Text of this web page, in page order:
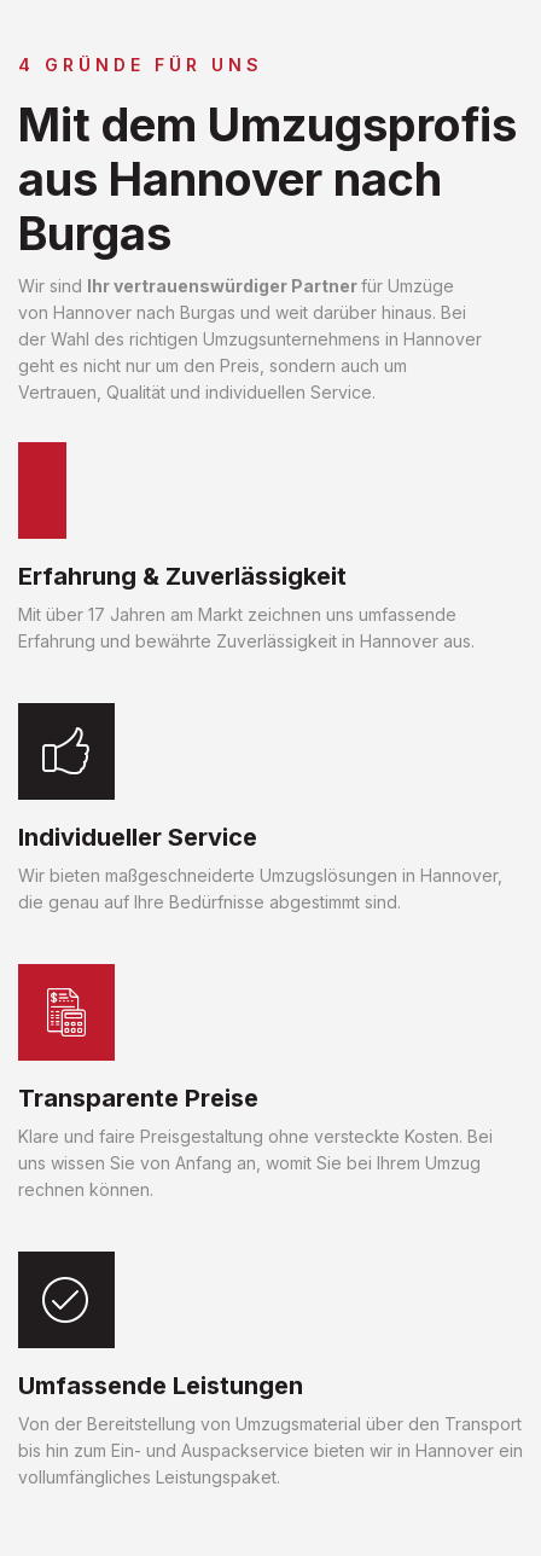
4 GRÜNDE FÜR UNS
Mit dem Umzugsprofis
aus Hannover nach
Burgas
Wir sind Ihr vertrauenswürdiger Partnerfür Umzüge
von Hannover nach Burgas und weit darüber hinaus. Bei
der Wahl des richtigen Umzugsunternehmens in Hannover
geht es nicht nur um den Preis, sondern auch um
Vertrauen, Qualität und individuellen Service.
Erfahrung & Zuverlässigkeit
Mit über 17 Jahren am Markt zeichnen uns umfassende
Erfahrung und bewährte Zuverlässigkeit in Hannover aus.
Individueller Service
Wir bieten maßgeschneiderte Umzugslösungen in Hannover,
die genau auf Ihre Bedürfnisse abgestimmt sind.
Transparente Preise
Klare und faire Preisgestaltung ohne versteckte Kosten. Bei
uns wissen Sie von Anfang an, womit Sie bei Ihrem Umzug
rechnen können.
Umfassende Leistungen
Von der Bereitstellung von Umzugsmaterial über den Transport
bis hin zum Ein- und Auspackservice bieten wir in Hannover ein
vollumfängliches Leistungspaket.